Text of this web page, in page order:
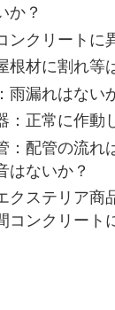
か？
ンクリートに
根材に割れ等
雨漏れはない
：正常に作動
：配管の流れ
はないか？
クステリア商
コンクリート